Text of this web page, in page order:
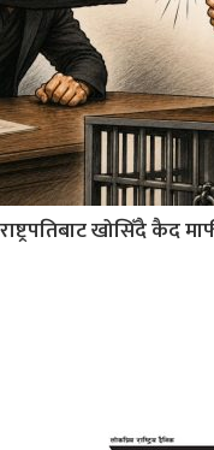
राष्ट्रपतिबाट खोसिँदै कैद